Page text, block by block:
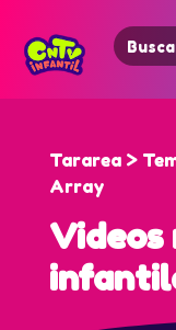
Search
for:
Tararea >
Array
Videos